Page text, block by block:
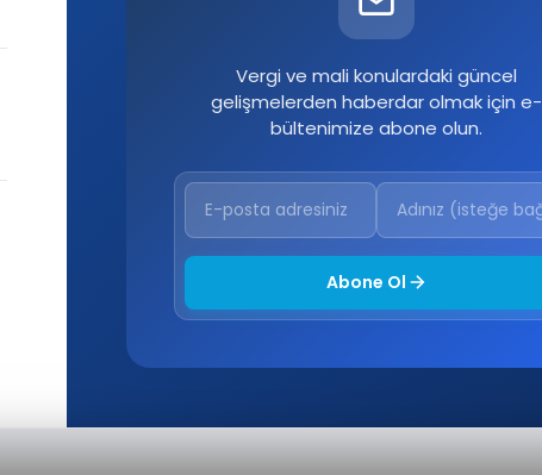
Vergi ve mali konulardaki güncel
gelişmelerden haberdar olmak için e-
bültenimize abone olun.
Abone Ol